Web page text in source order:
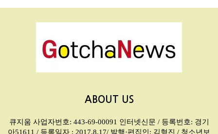
ABOUT US
큐지움 사업자번호: 443-69-00091 인터넷신문 / 등록번호: 경기
아51611 / 등록일자 : 2017.8.17/ 발행·편집인: 김형진 / 청소년보